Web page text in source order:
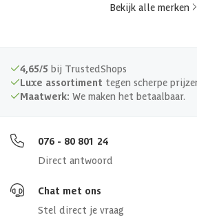
Bekijk alle merken
4,65/5 bij TrustedShops
Luxe assortiment tegen scherpe
Maatwerk: We maken het betaalbaar.
076 - 80 801 24
Direct antwoord
Chat met ons
Stel direct je vraag